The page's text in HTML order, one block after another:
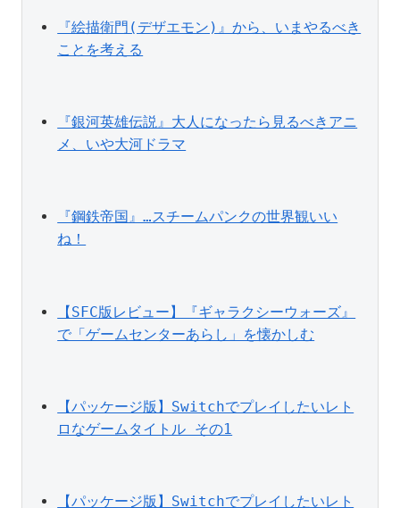
『絵描衛門(デザエモン)』から、いまやるべき
ことを考える
『銀河英雄伝説』大人になったら見るべきアニ
メ、いや大河ドラマ
『鋼鉄帝国』…スチームパンクの世界観いい
ね！
【SFC版レビュー】『ギャラクシーウォーズ』
で「ゲームセンターあらし」を懐かしむ
【パッケージ版】Switchでプレイしたいレト
ロなゲームタイトル その1
【パッケージ版】Switchでプレイしたいレト